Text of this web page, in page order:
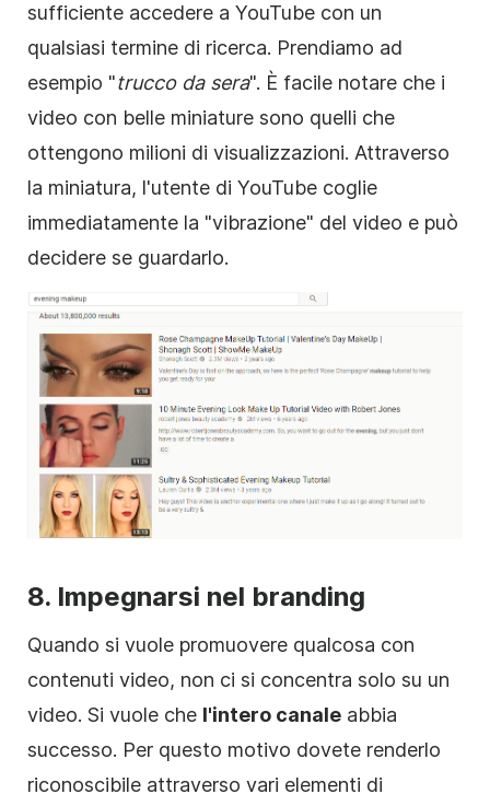
sufficiente accedere a YouTube con un
qualsiasi termine di ricerca. Prendiamo ad
esempio "trucco da sera". È facile notare che i
video con belle miniature sono quelli che
ottengono milioni di visualizzazioni. Attraverso
la miniatura, l'utente di YouTube coglie
immediatamente la "vibrazione" del video e può
decidere se guardarlo.
8. Impegnarsi nel branding
Quando si vuole promuovere qualcosa con
contenuti video, non ci si concentra solo su un
video. Si vuole che l'intero canale abbia
successo. Per questo motivo dovete renderlo
riconoscibile attraverso vari elementi di